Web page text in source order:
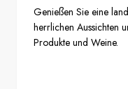
Genießen Sie eine
herrlichen Aussichten
Produkte und Weine.